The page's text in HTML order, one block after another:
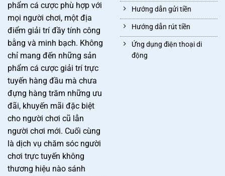
phẩm cá cược phù hợp với
mọi người chơi, một địa
điểm giải trí đầy tính công
bằng và minh bạch. Không
chỉ mang đến những sản
phẩm cá cược giải trí trực
tuyến hàng đầu mà chưa
đựng hàng trăm những ưu
đãi, khuyến mãi đặc biệt
cho người chơi cũ lẫn
người chơi mới. Cuối cùng
là dịch vụ chăm sóc người
chơi trực tuyến không
thương hiệu nào sánh
Hướng dẫn gửi tiền
Hướng dẫn rút tiền
Ứng dụng điện thoại di
động